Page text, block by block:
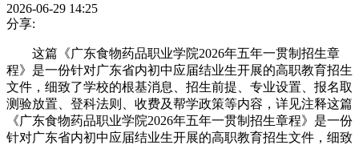
2026-06-29 14:25
分享:
这篇《广东食物药品职业学院2026年五年一贯制招生章
程》是一份针对广东省内初中应届结业生开展的高职教育招生
文件，细致了学校的根基消息、招生前提、专业设置、报名取
测验放置、登科法则、收费及帮学政策等内容，详见注释这篇
《广东食物药品职业学院2026年五年一贯制招生章程》是一份
针对广东省内初中应届结业生开展的高职教育招生文件，细致